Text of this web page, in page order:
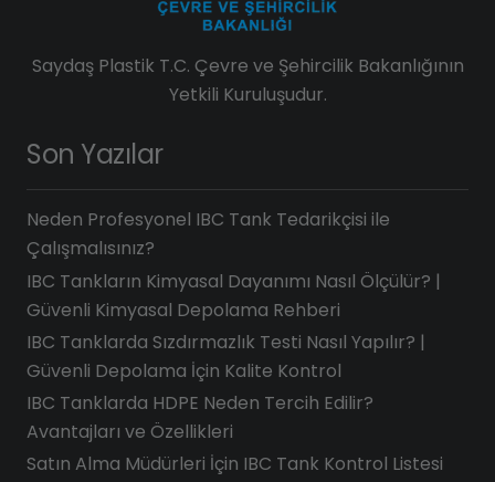
Saydaş Plastik T.C. Çevre ve Şehircilik Bakanlığının
Yetkili Kuruluşudur.
Son Yazılar
Neden Profesyonel IBC Tank Tedarikçisi ile
Çalışmalısınız?
IBC Tankların Kimyasal Dayanımı Nasıl Ölçülür? |
Güvenli Kimyasal Depolama Rehberi
IBC Tanklarda Sızdırmazlık Testi Nasıl Yapılır? |
Güvenli Depolama İçin Kalite Kontrol
IBC Tanklarda HDPE Neden Tercih Edilir?
Avantajları ve Özellikleri
Satın Alma Müdürleri İçin IBC Tank Kontrol Listesi